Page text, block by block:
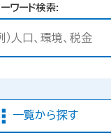
ーワード検索
一覧から探す